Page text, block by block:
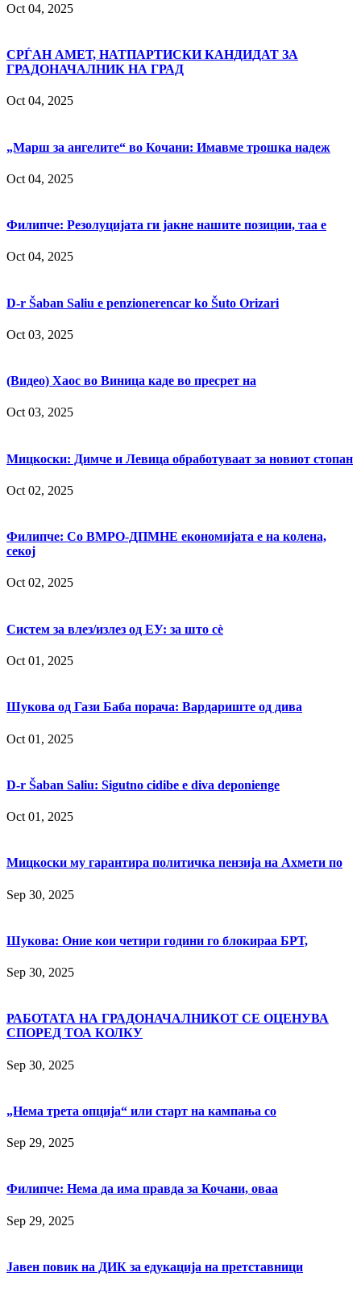
Oct 04, 2025
СРЃАН АМЕТ, НАТПАРТИСКИ КАНДИДАТ ЗА
ГРАДОНАЧАЛНИК НА ГРАД
Oct 04, 2025
„Марш за ангелите“ во Кочани: Имавме трошка надеж
Oct 04, 2025
Филипче: Резолуцијата ги јакне нашите позиции, таа е
Oct 04, 2025
D-r Šaban Saliu e penzionerencar ko Šuto Orizari
Oct 03, 2025
(Видео) Хаос во Виница каде во пресрет на
Oct 03, 2025
Мицкоски: Димче и Левица обработуваат за новиот стопан
Oct 02, 2025
Филипче: Со ВМРО-ДПМНЕ економијата е на колена,
секој
Oct 02, 2025
Систем за влез/излез од ЕУ: за што сè
Oct 01, 2025
Шукова од Гази Баба порача: Вардариште од дива
Oct 01, 2025
D-r Šaban Saliu: Sigutno cidibe e diva deponienge
Oct 01, 2025
Мицкоски му гарантира политичка пензија на Ахмети по
Sep 30, 2025
Шукова: Оние кои четири години го блокираа БРТ,
Sep 30, 2025
РАБОТАТА НА ГРАДОНАЧАЛНИКОТ СЕ ОЦЕНУВА
СПОРЕД ТОА КОЛКУ
Sep 30, 2025
„Нема трета опција“ или старт на кампања со
Sep 29, 2025
Филипче: Нема да има правда за Кочани, оваа
Sep 29, 2025
Јавен повик на ДИК за едукација на претставници